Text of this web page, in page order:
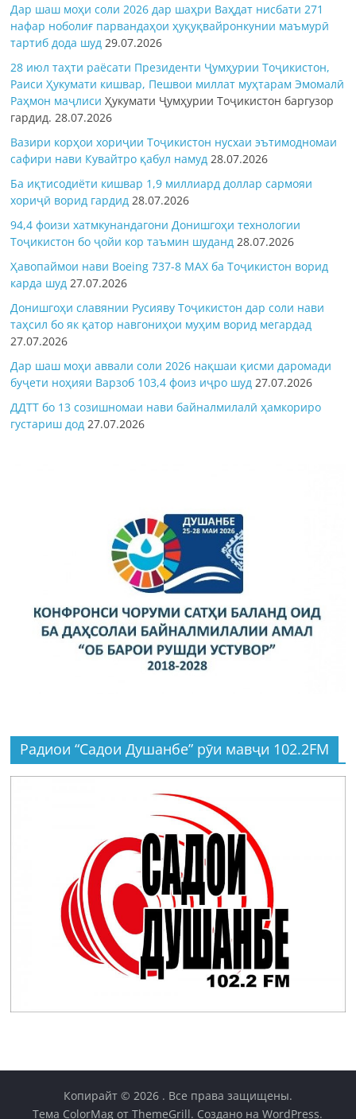
Дар шаш моҳи соли 2026 дар шаҳри Ваҳдат нисбати 271
нафар ноболиғ парвандаҳои ҳуқуқвайронкунии маъмурӣ
тартиб дода шуд 29.07.2026
28 июл таҳти раёсати Президенти Ҷумҳурии Тоҷикистон,
Раиси Ҳукумати кишвар, Пешвои миллат муҳтарам Эмомалӣ
Раҳмон маҷлисиҲукумати Ҷумҳурии Тоҷикистон баргузор
гардид. 28.07.2026
Вазири корҳои хориҷии Тоҷикистон нусхаи эътимодномаи
сафири нави Кувайтро қабул намуд 28.07.2026
Ба иқтисодиёти кишвар 1,9 миллиард доллар сармояи
хориҷӣ ворид гардид 28.07.2026
94,4 фоизи хатмкунандагони Донишгоҳи технологии
Тоҷикистон бо ҷойи кор таъмин шуданд 28.07.2026
Ҳавопаймои нави Boeing 737-8 MAX ба Тоҷикистон ворид
карда шуд 27.07.2026
Донишгоҳи славянии Русияву Тоҷикистон дар соли нави
таҳсил бо як қатор навгониҳои муҳим ворид мегардад
27.07.2026
Дар шаш моҳи аввали соли 2026 нақшаи қисми даромади
буҷети ноҳияи Варзоб 103,4 фоиз иҷро шуд 27.07.2026
ДДТТ бо 13 созишномаи нави байналмилалӣ ҳамкориро
густариш дод 27.07.2026
Радиои “Садои Душанбе” рӯи мавҷи 102.2FM
Копирайт © 2026 . Все права защищены.
Тема ColorMag от ThemeGrill. Создано наWordPress.